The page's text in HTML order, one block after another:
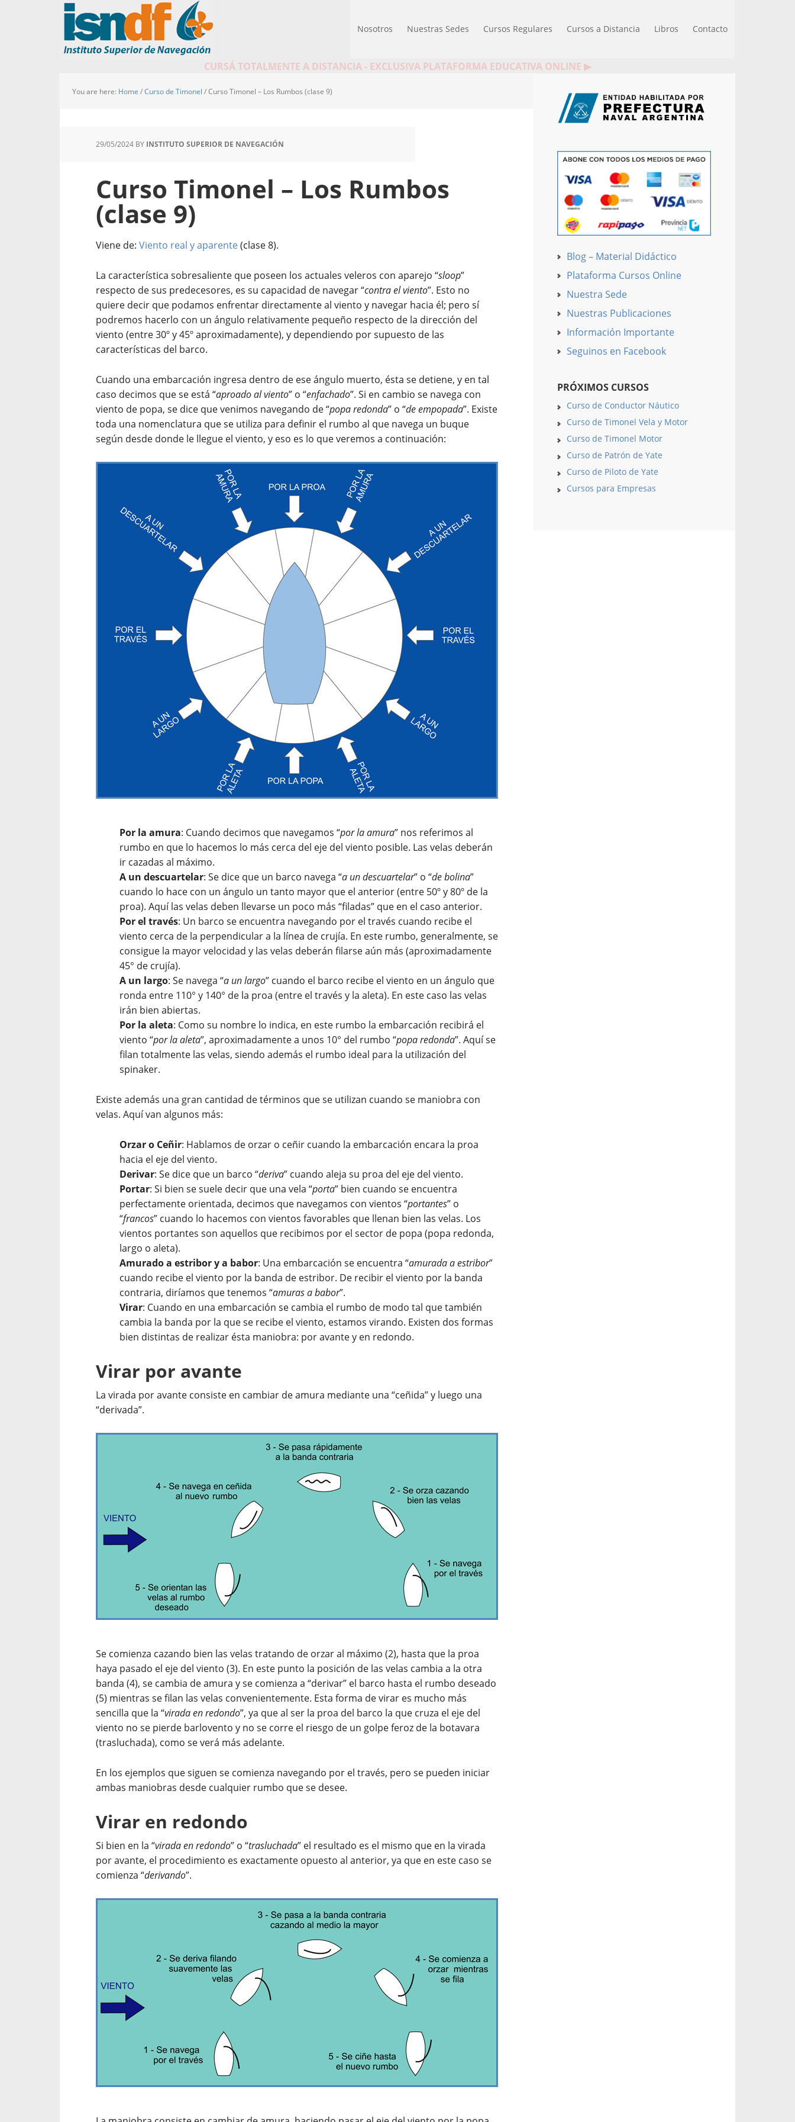
Nosotros Nuestras Sedes Cursos Regulares Cursos a Distancia Libros Contacto
CURSÁ TOTALMENTE A DISTANCIA - EXCLUSIVA PLATAFORMA EDUCATIVA ONLINE ▶
You are here: Home /Curso de Timonel /Curso Timonel – Los Rumbos (clase 9)
29/05/2024 BY INSTITUTO SUPERIOR DE NAVEGACIÓN
Curso Timonel – Los Rumbos
(clase 9)
Viene de: Viento real y aparente(clase 8).
La característica sobresaliente que poseen los actuales veleros con aparejo “sloop”
respecto de sus predecesores, es su capacidad de navegar “contra el viento”. Esto no
quiere decir que podamos enfrentar directamente al viento y navegar hacia él; pero sí
podremos hacerlo con un ángulo relativamente pequeño respecto de la dirección del
viento (entre 30º y 45º aproximadamente), y dependiendo por supuesto de las
características del barco.
Cuando una embarcación ingresa dentro de ese ángulo muerto, ésta se detiene, y en tal
caso decimos que se está “aproado al viento” o “enfachado”. Si en cambio se navega con
viento de popa, se dice que venimos navegando de “popa redonda” o “de empopada”. Existe
toda una nomenclatura que se utiliza para definir el rumbo al que navega un buque
según desde donde le llegue el viento, y eso es lo que veremos a continuación:
Por la amura: Cuando decimos que navegamos “por la amura” nos referimos al
rumbo en que lo hacemos lo más cerca del eje del viento posible. Las velas deberán
ir cazadas al máximo.
A un descuartelar: Se dice que un barco navega “a un descuartelar” o “de bolina”
cuando lo hace con un ángulo un tanto mayor que el anterior (entre 50º y 80º de la
proa). Aquí las velas deben llevarse un poco más “filadas” que en el caso anterior.
Por el través: Un barco se encuentra navegando por el través cuando recibe el
viento cerca de la perpendicular a la línea de crujía. En este rumbo, generalmente, se
consigue la mayor velocidad y las velas deberán filarse aún más (aproximadamente
45° de crujía).
A un largo: Se navega “a un largo” cuando el barco recibe el viento en un ángulo que
ronda entre 110° y 140° de la proa (entre el través y la aleta). En este caso las velas
irán bien abiertas.
Por la aleta: Como su nombre lo indica, en este rumbo la embarcación recibirá el
viento “por la aleta”, aproximadamente a unos 10° del rumbo “popa redonda”. Aquí se
filan totalmente las velas, siendo además el rumbo ideal para la utilización del
spinaker.
Existe además una gran cantidad de términos que se utilizan cuando se maniobra con
velas. Aquí van algunos más:
Orzar o Ceñir: Hablamos de orzar o ceñir cuando la embarcación encara la proa
hacia el eje del viento.
Derivar: Se dice que un barco “deriva” cuando aleja su proa del eje del viento.
Portar: Si bien se suele decir que una vela “porta” bien cuando se encuentra
perfectamente orientada, decimos que navegamos con vientos “portantes” o
“francos” cuando lo hacemos con vientos favorables que llenan bien las velas. Los
vientos portantes son aquellos que recibimos por el sector de popa (popa redonda,
largo o aleta).
Amurado a estribor y a babor: Una embarcación se encuentra “amurada a estribor”
cuando recibe el viento por la banda de estribor. De recibir el viento por la banda
contraria, diríamos que tenemos “amuras a babor”.
Virar: Cuando en una embarcación se cambia el rumbo de modo tal que también
cambia la banda por la que se recibe el viento, estamos virando. Existen dos formas
bien distintas de realizar ésta maniobra: por avante y en redondo.
Virar por avante
La virada por avante consiste en cambiar de amura mediante una “ceñida” y luego una
“derivada”.
Se comienza cazando bien las velas tratando de orzar al máximo (2), hasta que la proa
haya pasado el eje del viento (3). En este punto la posición de las velas cambia a la otra
banda (4), se cambia de amura y se comienza a “derivar” el barco hasta el rumbo deseado
(5) mientras se filan las velas convenientemente. Esta forma de virar es mucho más
sencilla que la “virada en redondo”, ya que al ser la proa del barco la que cruza el eje del
viento no se pierde barlovento y no se corre el riesgo de un golpe feroz de la botavara
(trasluchada), como se verá más adelante.
En los ejemplos que siguen se comienza navegando por el través, pero se pueden iniciar
ambas maniobras desde cualquier rumbo que se desee.
Virar en redondo
Si bien en la “virada en redondo” o “trasluchada” el resultado es el mismo que en la virada
por avante, el procedimiento es exactamente opuesto al anterior, ya que en este caso se
comienza “derivando”.
Blog – Material Didáctico
Plataforma Cursos Online
Nuestra Sede
Nuestras Publicaciones
Información Importante
Seguinos en Facebook
PRÓXIMOS CURSOS
Curso de Conductor Náutico
Curso de Timonel Vela y Motor
Curso de Timonel Motor
Curso de Patrón de Yate
Curso de Piloto de Yate
Cursos para Empresas